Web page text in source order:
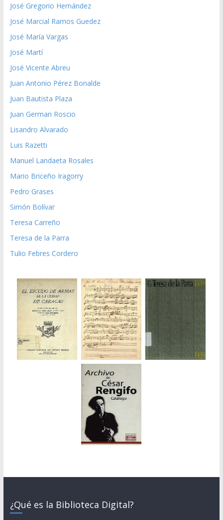
José Gregorio Hernández
José Marcial Ramos Guedez
José María Vargas
José Martí
José Vicente Abreu
Juan Antonio Pérez Bonalde
Juan Bautista Plaza
Juan German Roscio
Lisandro Alvarado
Luis Razetti
Manuel Landaeta Rosales
Mario Briceño Iragorry
Pedro Grases
Simón Bolívar
Teresa Carreño
Teresa de la Parra
Tulio Febres Cordero
¿Qué es la Biblioteca Digital?